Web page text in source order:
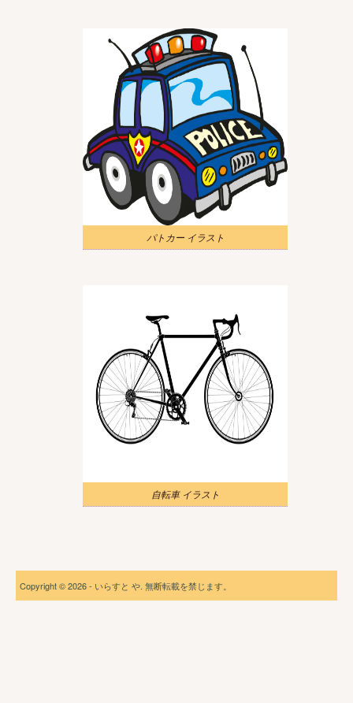
パトカー イラスト
自転車 イラスト
Copyright © 2026 - いらすと や. 無断転載を禁じます。